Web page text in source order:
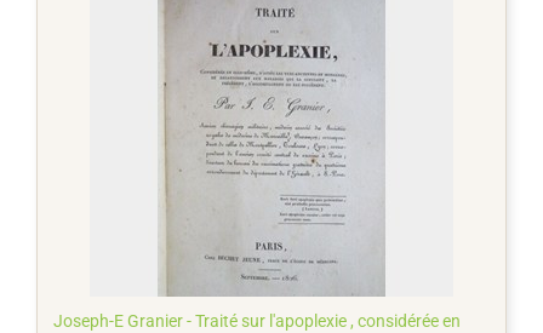
Joseph-E Granier - Traité sur l'apoplexie , considérée en